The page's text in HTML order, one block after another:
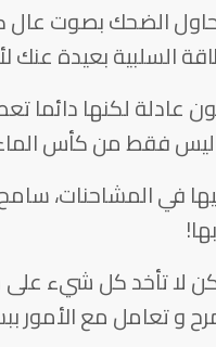
حاول الضحك بصوت
السلبية بعيدة عنك
عادلة لكنها دائما
ليس فقط من كأس
في المشاحنات،
لا تأخد كل شيء على
و تعامل مع الأمور